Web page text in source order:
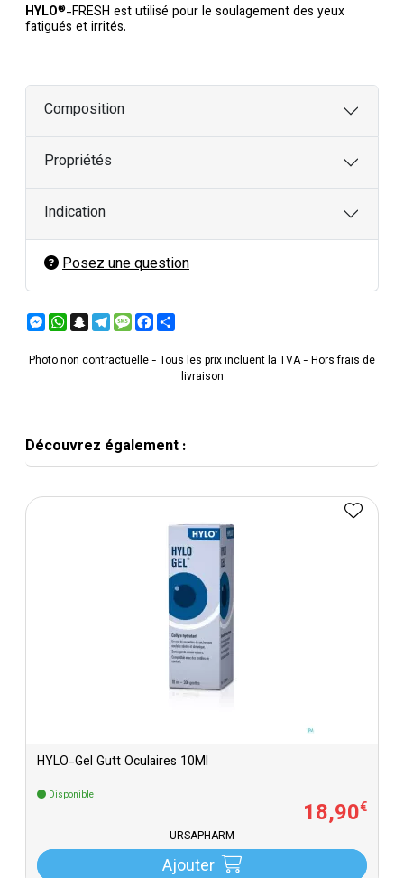
HYLO®-FRESH est utilisé pour le soulagement des yeux
fatigués et irrités.
Composition
Propriétés
Indication
Posez une question
Messenger
WhatsApp
Snapchat
Telegram
MessageFacebook
Photo non contractuelle - Tous les prix incluent la TVA - Hors frais de
livraison
Découvrez également :
HYLO-Gel Gutt Oculaires 10Ml
Disponible
18,90€
URSAPHARM
Ajouter